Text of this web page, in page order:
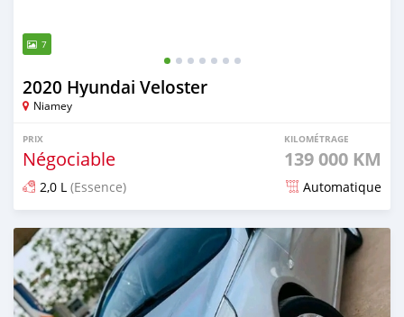
7
2020 Hyundai Veloster
Niamey
PRIX
Négociable
KILOMÉTRAGE
139 000 KM
2,0 L (Essence) Automatique
Publié il y a plus d'un an